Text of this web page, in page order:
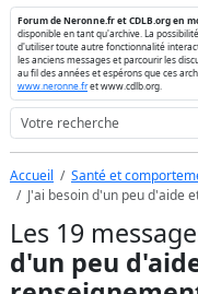
Forum de Neronne.fr et CDLB.org en
disponible en tant qu'archive. La
d'utiliser toute autre fonctionnalité
les anciens messages et parcourir les
au fil des années et espérons que ces
www.neronne.fret www.cdlb.org.
Accueil
Santé et
J'ai besoin d'un peu d'aide
Les 19
d'un peu